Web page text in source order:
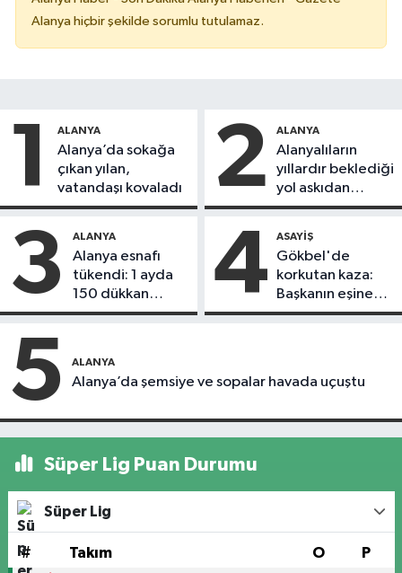
Alanya hiçbir şekilde sorumlu tutulamaz.
1 ALANYA
Alanya’da sokağa
çıkan yılan,
vatandaşı kovaladı
2 ALANYA
Alanyalıların
yıllardır beklediği
yol askıdan
döndü
3 ALANYA
Alanya esnafı
tükendi: 1 ayda
150 dükkan
kapandı
4 ASAYIŞ
Gökbel'de
korkutan kaza:
Başkanın eşine
motosiklet çarptı
5 ALANYA
Alanya’da şemsiye ve sopalar havada uçuştu
Süper Lig Puan Durumu
Süper Lig
# Takım O P